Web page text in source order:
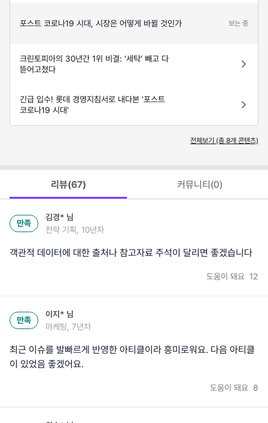
포스트 코로나19 시대, 시장은 어떻게 바뀔 것인가 보는 중
크린토피아의 30년간 1위 비결: '세탁' 빼고 다
뜯어고쳤다
긴급 입수! 롯데 경영지침서로 내다본 '포스트
코로나19 시대'
전체보기 (총 8개 콘텐츠)
리뷰(67) 커뮤니티(0)
만족
김경* 님
전략 기획, 10년차
객관적 데이터에 대한 출처나 참고자료 주석이 달리면 좋겠습니다
도움이 돼요 12
만족
이지* 님
마케팅, 7년차
최근 이슈를 발빠르게 반영한 아티클이라 흥미로워요. 다음 아티클
이 있었음 좋겠어요.
도움이 돼요 8